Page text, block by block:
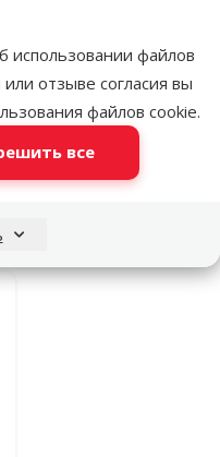
файлов
отзыве согласия вы
файлов cookie.
все